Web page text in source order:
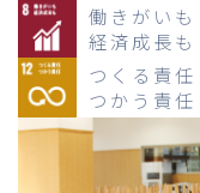
働きがいも
経済成長も
つくる責任
つかう責任